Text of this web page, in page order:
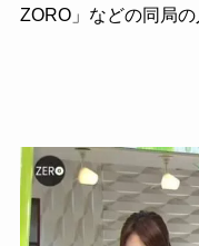
ZORO」などの同局の